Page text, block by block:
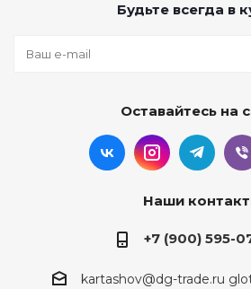
Будьте всегда в
Оставайтесь на
Наши
+7 (900) 595-
kartashov@dg-trade.ru